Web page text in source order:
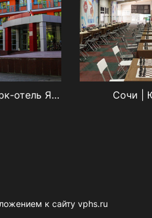
Ярославль | Парк-отель Ярославль Сочи |
к сайту vphs.ru